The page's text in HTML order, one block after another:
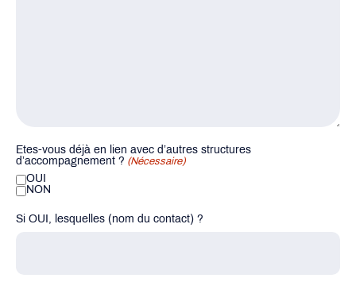
Etes-vous déjà en lien avec d’autres structures
d’accompagnement ? (Nécessaire)
OUI
NON
Si OUI, lesquelles (nom du contact) ?